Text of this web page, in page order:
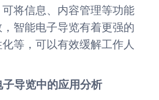
将信息、内容管理等功能
智能电子导览有着更强的
等，可以有效缓解工作人
子导览中的应用分析